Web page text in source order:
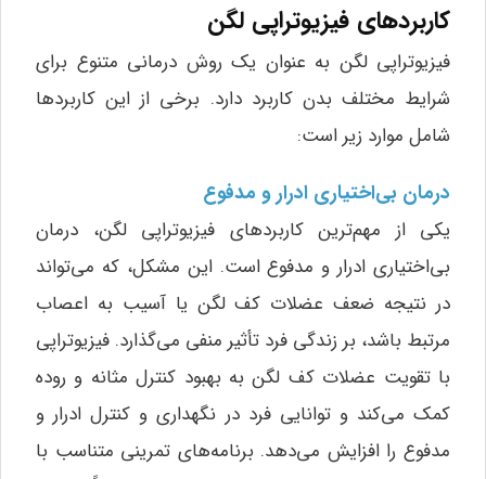
کاربردهای فیزیوتراپی لگن
فیزیوتراپی لگن به عنوان یک روش درمانی متنوع برای
شرایط مختلف بدن کاربرد دارد. برخی از این کاربردها
شامل موارد زیر است:
درمان بی‌اختیاری ادرار و مدفوع
یکی از مهم‌ترین کاربردهای فیزیوتراپی لگن، درمان
بی‌اختیاری ادرار و مدفوع است. این مشکل، که می‌تواند
در نتیجه ضعف عضلات کف لگن یا آسیب به اعصاب
مرتبط باشد، بر زندگی فرد تأثیر منفی می‌گذارد. فیزیوتراپی
با تقویت عضلات کف لگن به بهبود کنترل مثانه و روده
کمک می‌کند و توانایی فرد در نگهداری و کنترل ادرار و
مدفوع را افزایش می‌دهد. برنامه‌های تمرینی متناسب با